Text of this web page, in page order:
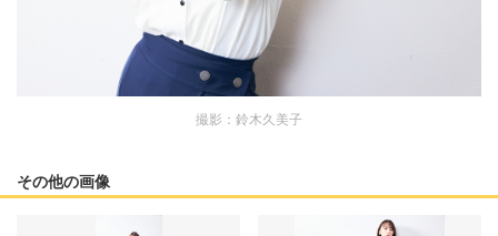
撮影：鈴木久美子
その他の画像